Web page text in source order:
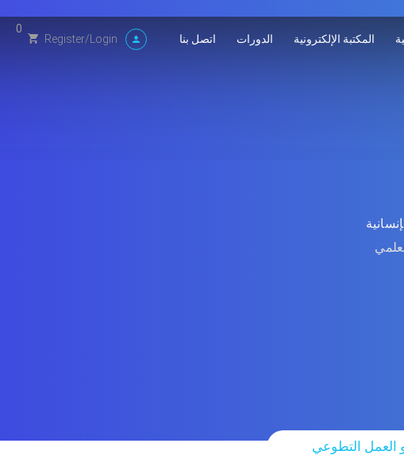
المكتبة الإلكترونية الدورات اتصل بنا Register/Login
0
العمل التطوعي